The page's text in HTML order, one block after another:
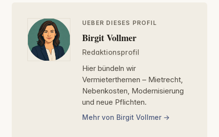
UEBER DIESES PROFIL
Birgit Vollmer
Redaktionsprofil
Hier bündeln wir
Vermieterthemen – Mietrecht,
Nebenkosten, Modernisierung
und neue Pflichten.
Mehr von Birgit Vollmer